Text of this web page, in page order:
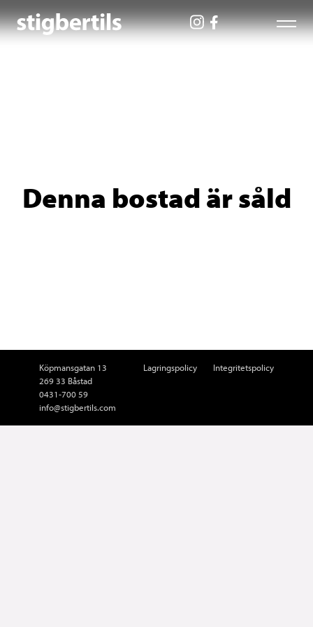
Denna bostad är såld
Köpmansgatan 13
269 33 Båstad
0431-700 59
info@stigbertils.com
Lagringspolicy Integritetspolicy